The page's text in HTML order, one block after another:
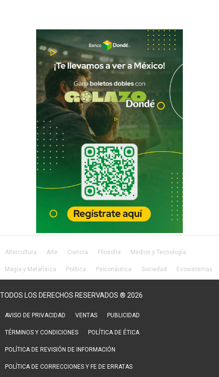
Altercultura Arte Ciencia Filosofía Medios y Tecnología
Magia y Metafísica Política Psiconáutica Sociedad Ecosistemas
TODOS LOS DERECHOS RESERVADOS ® 2026
AVISO DE PRIVACIDAD VENTAS PUBLICIDAD
TÉRMINOS Y CONDICIONES POLÍTICA DE ÉTICA
POLÍTICA DE REVISIÓN DE INFORMACIÓN
POLÍTICA DE CORRECCIONES Y FE DE ERRATAS